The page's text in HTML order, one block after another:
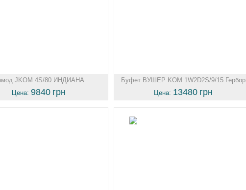
JKOM 4S/80 ИНДИАНА
Цена:9840 грн
Буфет ВУШЕР KOM 1W2D2S/9/15 Гербор
Цена: 13480 грн